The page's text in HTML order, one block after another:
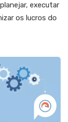
executar
os lucros do